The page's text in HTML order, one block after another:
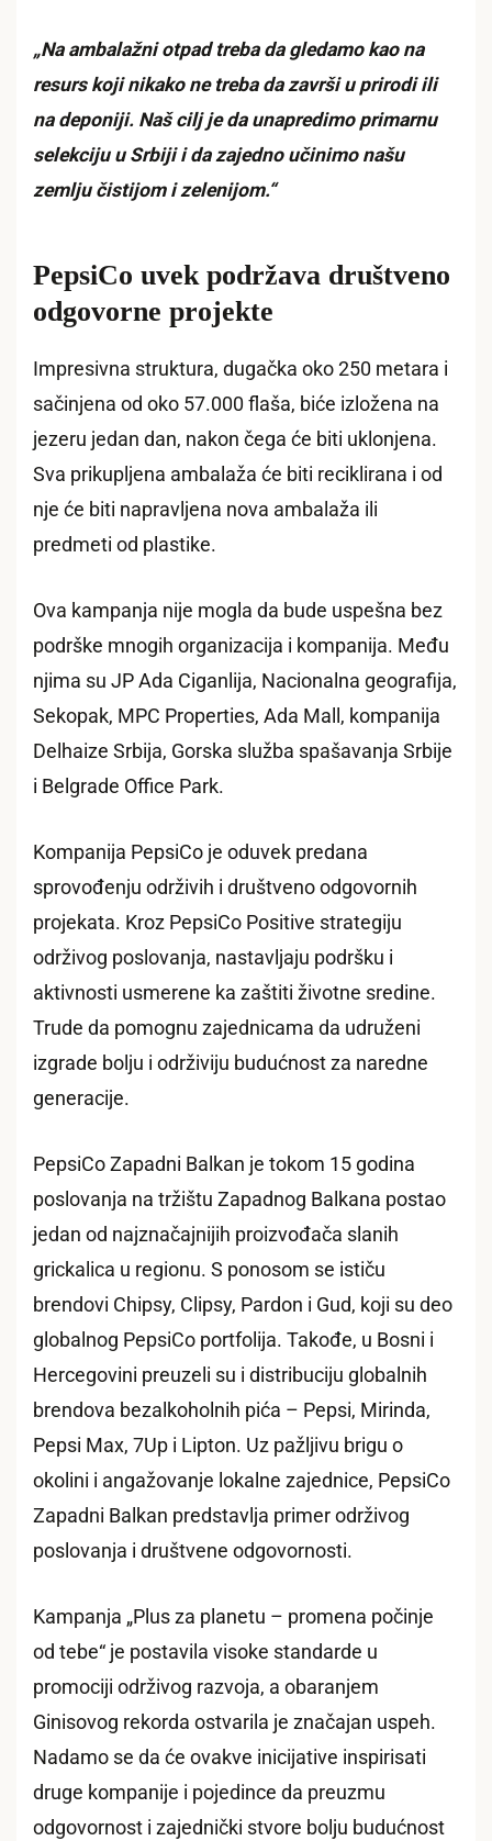
„Na ambalažni otpad treba da gledamo kao na
resurs koji nikako ne treba da završi u prirodi ili
na deponiji. Naš cilj je da unapredimo primarnu
selekciju u Srbiji i da zajedno učinimo našu
zemlju čistijom i zelenijom.“
PepsiCo uvek podržava društveno
odgovorne projekte
Impresivna struktura, dugačka oko 250 metara i
sačinjena od oko 57.000 flaša, biće izložena na
jezeru jedan dan, nakon čega će biti uklonjena.
Sva prikupljena ambalaža će biti reciklirana i od
nje će biti napravljena nova ambalaža ili
predmeti od plastike.
Ova kampanja nije mogla da bude uspešna bez
podrške mnogih organizacija i kompanija. Među
njima su JP Ada Ciganlija, Nacionalna geografija,
Sekopak, MPC Properties, Ada Mall, kompanija
Delhaize Srbija, Gorska služba spašavanja Srbije
i Belgrade Office Park.
Kompanija PepsiCo je oduvek predana
sprovođenju održivih i društveno odgovornih
projekata. Kroz PepsiCo Positive strategiju
održivog poslovanja, nastavljaju podršku i
aktivnosti usmerene ka zaštiti životne sredine.
Trude da pomognu zajednicama da udruženi
izgrade bolju i održiviju budućnost za naredne
generacije.
PepsiCo Zapadni Balkan je tokom 15 godina
poslovanja na tržištu Zapadnog Balkana postao
jedan od najznačajnijih proizvođača slanih
grickalica u regionu. S ponosom se ističu
brendovi Chipsy, Clipsy, Pardon i Gud, koji su deo
globalnog PepsiCo portfolija. Takođe, u Bosni i
Hercegovini preuzeli su i distribuciju globalnih
brendova bezalkoholnih pića – Pepsi, Mirinda,
Pepsi Max, 7Up i Lipton. Uz pažljivu brigu o
okolini i angažovanje lokalne zajednice, PepsiCo
Zapadni Balkan predstavlja primer održivog
poslovanja i društvene odgovornosti.
Kampanja „Plus za planetu – promena počinje
od tebe“ je postavila visoke standarde u
promociji održivog razvoja, a obaranjem
Ginisovog rekorda ostvarila je značajan uspeh.
Nadamo se da će ovakve inicijative inspirisati
druge kompanije i pojedince da preuzmu
odgovornost i zajednički stvore bolju budućnost